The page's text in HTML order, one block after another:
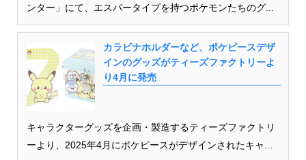
ンター」にて、エスパータイプを持つポケモンたちのグ...
カラビナホルダーなど、ポケピースデザ
インのグッズがティーズファクトリーよ
り4月に発売
キャラクターグッズを企画・製造するティーズファクトリ
ーより、2025年4月にポケピースがデザインされたキャ...